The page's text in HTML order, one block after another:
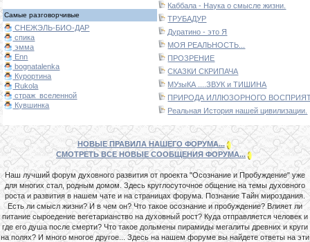
Каббала - Наука о смысле жизни.
ТРУБАДУР
Дуратино - это Я
МОЯ РЕАЛЬНОСТЬ...
ПРОЗРЕНИЕ
СКАЗКИ СКРИПАЧА
МУзыКА ....ЗВУК и ТИШИНА
ПРИРОДА ИЛЛЮЗОРНОГО
Реальная История нашей цивилизации.
Самые разговорчивые
СНЕЖЭЛЬ-БИО-ДАР
спика
эмма
Enn
bognatalenka
Курортина
Rukola
страж_вселенной
Кувшинка
НОВЫЕ ПРАВИЛА НАШЕГО ФОРУМА...
СМОТРЕТЬ ВСЕ НОВЫЕ СООБЩЕНИЯ ФОРУМА...
Наш лучший форум духовного развития от проекта "Осознание и Пробуждение" уже
для многих стал, родным домом. Здесь круглосуточное общение на темы духовного
роста и развития в нашем чате и на страницах форума. Познание Тайн мироздания.
Есть ли смысл жизни? И в чем он? Что такое осознание и пробуждение? Влияет ли
питание сыроедение вегетарианство на духовный рост? Куда отправляется человек и
где его душа после смерти? Что такое дольмены пирамиды мегалиты древних и круги
на полях? И много многое другое... Здесь на нашем форуме вы найдете ответы на эти